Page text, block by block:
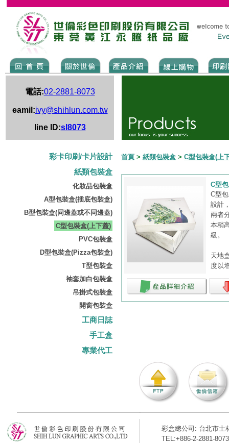
電話:02-2881-8073
eamil:ivy@shihlun.com.tw
line ID:sl8073
彩卡印刷/卡片設計
紙類包裝盒
化妝品包裝盒
A型包裝盒(插底包裝盒)
B型包裝盒(同邊蓋或不同邊蓋)
C型包裝盒(上下蓋)
PVC包裝盒
D型包裝盒(Pizza包裝盒)
T型包裝盒
袖套加白包裝盒
吊掛式包裝盒
開窗包裝盒
工商日誌
手工盒
專業代工
首頁 > 紙類包裝盒 > C型包裝盒(上
C型
C型
設計
兩者
本稍
級。
天地
度以
彩盒總公司: 台北市士
TEL:+886-2-2881-